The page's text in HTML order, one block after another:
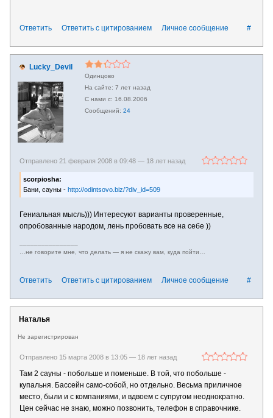
#
Ответить Ответить с цитированием Личное сообщение
Lucky_Devil
Одинцово
7 лет назад
16.08.2006
24
Отправлено 21 февраля 2008 в 09:48 — 18 лет назад
scorpiosha:
Бани, сауны - http://odintsovo.biz/?div_id=509
Гениальная мысль))) Интересуют варианты проверенные,
опробованные народом, лень пробовать все на себе ))
…не говорите мне, что делать — я не скажу вам, куда пойти…
#
Ответить Ответить с цитированием Личное сообщение
Наталья
Не зарегистрирован
Отправлено 15 марта 2008 в 13:05 — 18 лет назад
Там 2 сауны - побольше и поменьше. В той, что побольше -
купальня. Бассейн само-собой, но отдельно. Весьма приличное
место, были и с компаниями, и вдвоем с супругом неоднократно.
Цен сейчас не знаю, можно позвонить, телефон в справочнике.